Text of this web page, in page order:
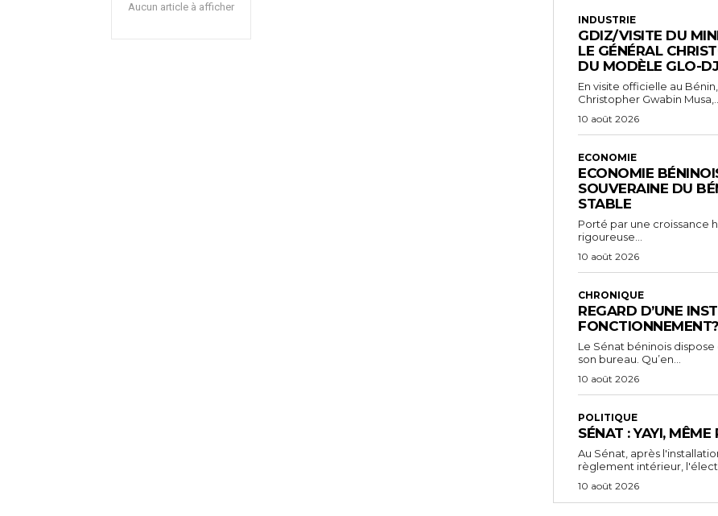
Aucun article à afficher
INDUSTRIE
GDIZ/VISITE DU
LE GÉNÉRAL
DU MODÈLE GLO-
En visite officielle au
Christopher Gwabin
10 août 2026
ECONOMIE
ECONOMIE
SOUVERAINE DU
STABLE
Porté par une croissance
rigoureuse...
10 août 2026
CHRONIQUE
REGARD D’UNE
FONCTIONNEMENT?
Le Sénat béninois
son bureau. Qu’en...
10 août 2026
POLITIQUE
SÉNAT : YAYI,
Au Sénat, après
règlement intérieur,
10 août 2026